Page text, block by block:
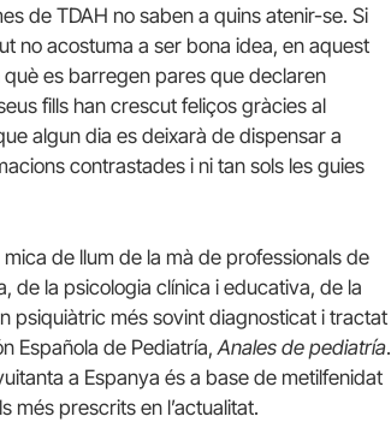
de TDAH no saben a quins atenir-se. Si
no acostuma a ser bona idea, en aquest
es barregen pares que declaren
fills han crescut feliços gràcies al
algun dia es deixarà de dispensar a
contrastades i ni tan sols les guies
de llum de la mà de professionals de
de la psicologia clínica i educativa, de la
psiquiàtric més sovint diagnosticat i tractat
Española de Pediatría,Anales de pediatría.
a Espanya és a base de metilfenidat
més prescrits en l’actualitat.